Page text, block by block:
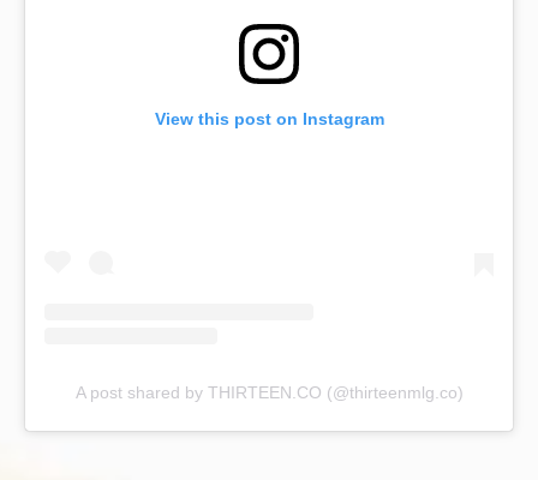
View this post on Instagram
A post shared by THIRTEEN.CO (@thirteenmlg.co)